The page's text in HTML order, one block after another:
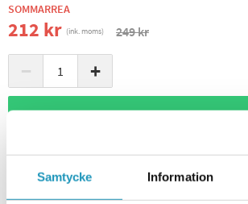
Samtycke Information
SOMMARREA
212 kr (ink. moms) 249 kr
− +
+ LÄGG I KUNDVAGN
ONLINELAGER
BESTÄLLNINGSVARA
Skickas inom 4-6 Arbetsdagar
BUTIKSLAGER